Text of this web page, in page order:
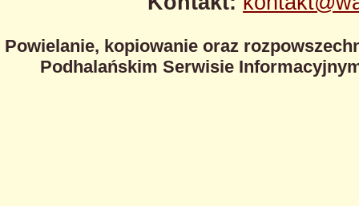
Powielanie, kopiowanie oraz
Podhalańskim Serwisie